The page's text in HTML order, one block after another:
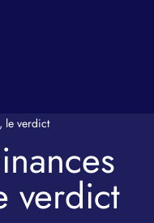
le verdict
verdict